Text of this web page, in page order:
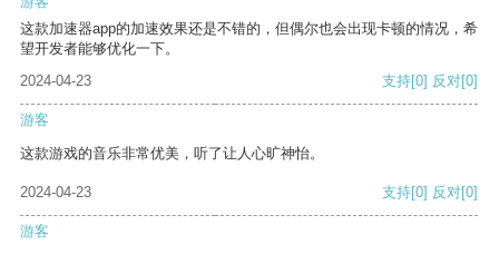
这款加速器app的加速效果还是不错的，但偶尔也会出现卡顿的情况，希
望开发者能够优化一下。
2024-04-23
支持[0] 反对[0]
游客
这款游戏的音乐非常优美，听了让人心旷神怡。
2024-04-23 支持[0] 反对[0]
游客